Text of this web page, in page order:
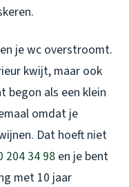
je wc overstroomt.
kwijt, maar ook
begon als een klein
omdat je
Dat hoeft niet
204 34 98en je bent
met 10 jaar